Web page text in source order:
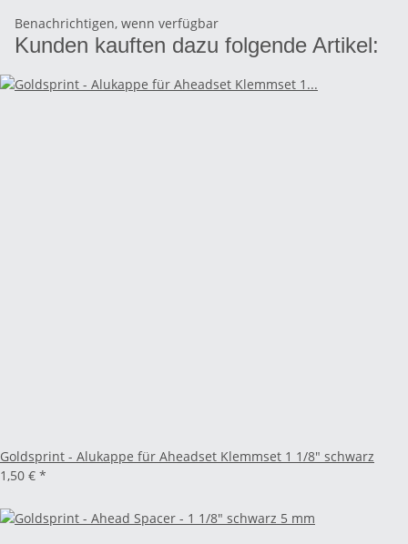
Benachrichtigen, wenn verfügbar
Kunden kauften dazu folgende Artikel:
Goldsprint - Alukappe für Aheadset Klemmset 1 1/8" schwarz
1,50 € *